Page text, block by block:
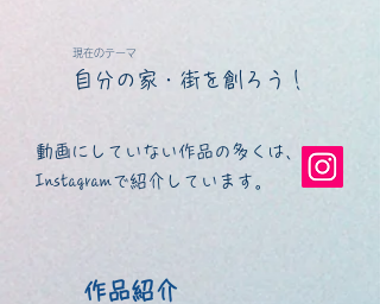
現在のテーマ
自分の家・街を創ろう！
動画にしていない作品の多くは、
Instagramで紹介しています。
​作品紹介